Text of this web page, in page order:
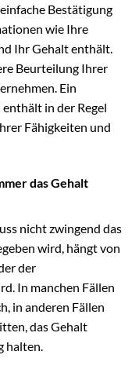
Bestätigung
wie Ihre
Ihr Gehalt enthält.
Beurteilung Ihrer
Ein
in der Regel
Fähigkeiten und
das Gehalt
nicht zwingend das
wird, hängt von
der
In manchen Fällen
in anderen Fällen
das Gehalt
halten.